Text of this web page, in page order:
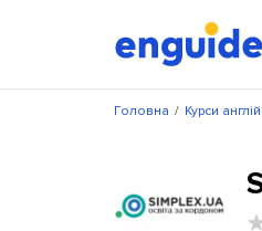
/
Головна Курси